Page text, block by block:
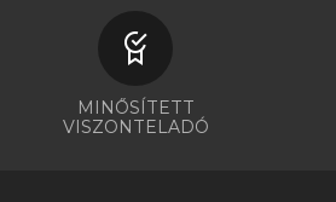
MINŐSÍTETT
VISZONTELADÓ